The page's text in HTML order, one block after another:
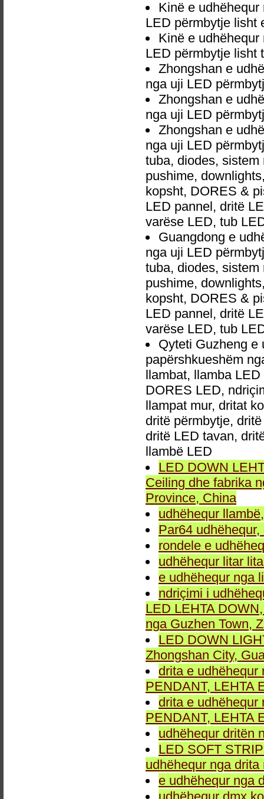
Kinë e
LED përmbytje lisht
Kinë e
LED përmbytje lisht
Zhongshan e
nga uji LED
Zhongshan e
nga uji LED
Zhongshan e
nga uji LED
tuba, diodes,
pushime,
kopsht, DORES &
LED pannel, dritë
varëse LED, tub
Guangdong e
nga uji LED
tuba, diodes,
pushime,
kopsht, DORES &
LED pannel, dritë
varëse LED, tub
Qyteti Guzheng e
papërshkueshëm
llambat, llamba
DORES LED,
llampat mur, dritat
dritë përmbytje,
dritë LED tavan,
llambë LED
LED DOWN
Ceiling dhe fabrika
Province, China
udhëhequr
Par64
rondele e
udhëhequr litar
e udhëhequr nga
ndriçimi i
LED LEHTA
nga Guzhen Town,
LED DOWN
Zhongshan City,
drita e udhëhequr
PENDANT, LEHTA
drita e udhëhequr
PENDANT, LEHTA
udhëhequr dritën
LED SOFT
udhëhequr nga
e udhëhequr nga